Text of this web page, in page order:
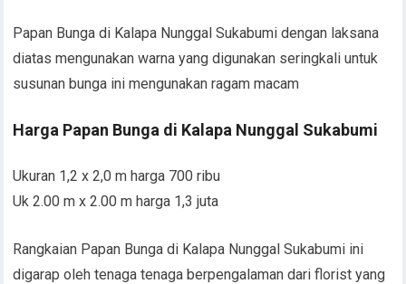
Papan Bunga di Kalapa Nunggal Sukabumi dengan laksana
diatas mengunakan warna yang digunakan seringkali untuk
susunan bunga ini mengunakan ragam macam
Harga Papan Bunga di Kalapa Nunggal Sukabumi
Ukuran 1,2 x 2,0 m harga 700 ribu
Uk 2.00 m x 2.00 m harga 1,3 juta
Rangkaian Papan Bunga di Kalapa Nunggal Sukabumi ini
digarap oleh tenaga tenaga berpengalaman dari florist yang